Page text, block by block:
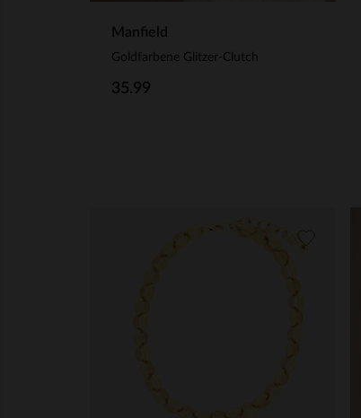
Manfield
Goldfarbene Glitzer-Clutch
35.99